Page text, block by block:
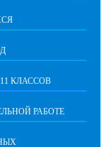
КЛАССОВ
РАБОТЕ